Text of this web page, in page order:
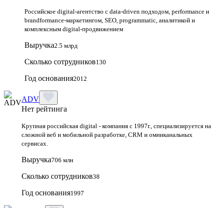
Российское digital-агентство с data-driven подходом, performance и
brandformance-маркетингом, SEO, programmatic, аналитикой и
комплексным digital-продвижением
Выручка2.5 млрд
Сколько сотрудников130
Год основания2012
ADV
Нет рейтинга
Крупная российская digital - компания с 1997г., специализируется на
сложной веб и мобильной разработке, CRM и омниканальных
сервисах.
Выручка706 млн
Сколько сотрудников38
Год основания1997